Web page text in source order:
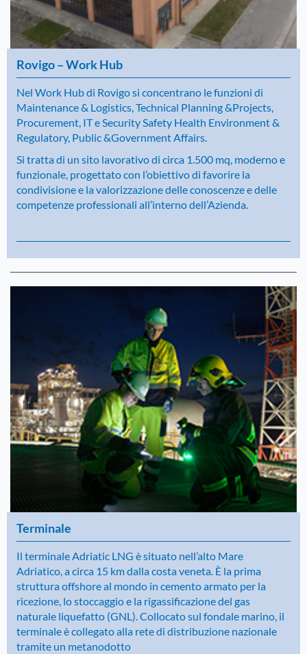
Rovigo – Work Hub
Nel Work Hub di Rovigo si concentrano le funzioni di
Maintenance & Logistics, Technical Planning &Projects,
Procurement, IT e Security Safety Health Environment &
Regulatory, Public &Government Affairs.
Si tratta di un sito lavorativo di circa 1.500 mq, moderno e
funzionale, progettato con l’obiettivo di favorire la
condivisione e la valorizzazione delle conoscenze e delle
competenze professionali all’interno dell’Azienda.
Terminale
Il terminale Adriatic LNG è situato nell’alto Mare
Adriatico, a circa 15 km dalla costa veneta. È la prima
struttura offshore al mondo in cemento armato per la
ricezione, lo stoccaggio e la rigassificazione del gas
naturale liquefatto (GNL). Collocato sul fondale marino, il
terminale è collegato alla rete di distribuzione nazionale
tramite un metanodotto